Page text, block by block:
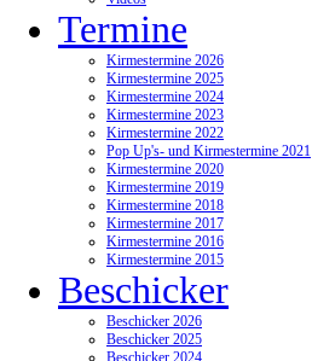
Termine
Kirmestermine 2026
Kirmestermine 2025
Kirmestermine 2024
Kirmestermine 2023
Kirmestermine 2022
Pop Up's- und Kirmestermine 2021
Kirmestermine 2020
Kirmestermine 2019
Kirmestermine 2018
Kirmestermine 2017
Kirmestermine 2016
Kirmestermine 2015
Beschicker
Beschicker 2026
Beschicker 2025
Beschicker 2024